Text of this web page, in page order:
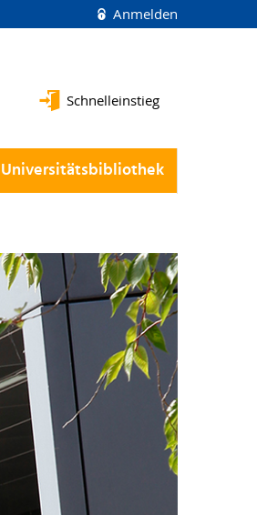
Anmelden
Schnelleinstieg
Universitätsbibliothek